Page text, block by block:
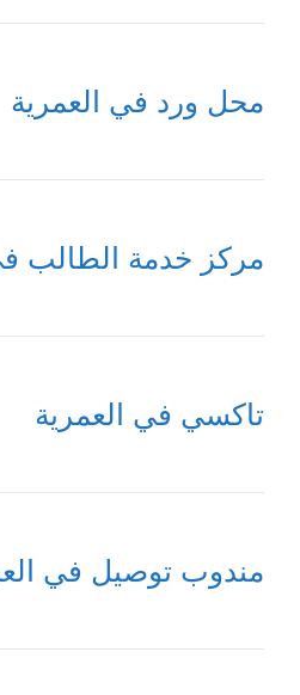
محل ورد في العمرية
مركز خدمة الطالب
تاكسي في العمرية
مندوب توصيل في